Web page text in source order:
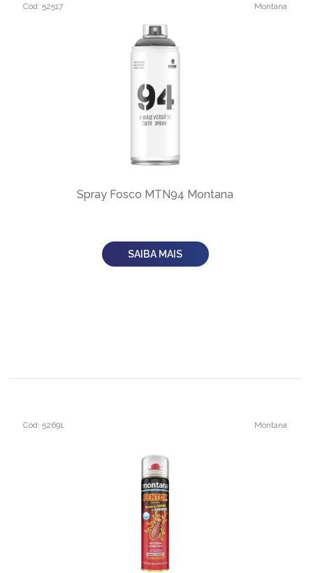
Cód: 52517 Montana
Spray Fosco MTN94 Montana
SAIBA MAIS
Cód: 52691 Montana